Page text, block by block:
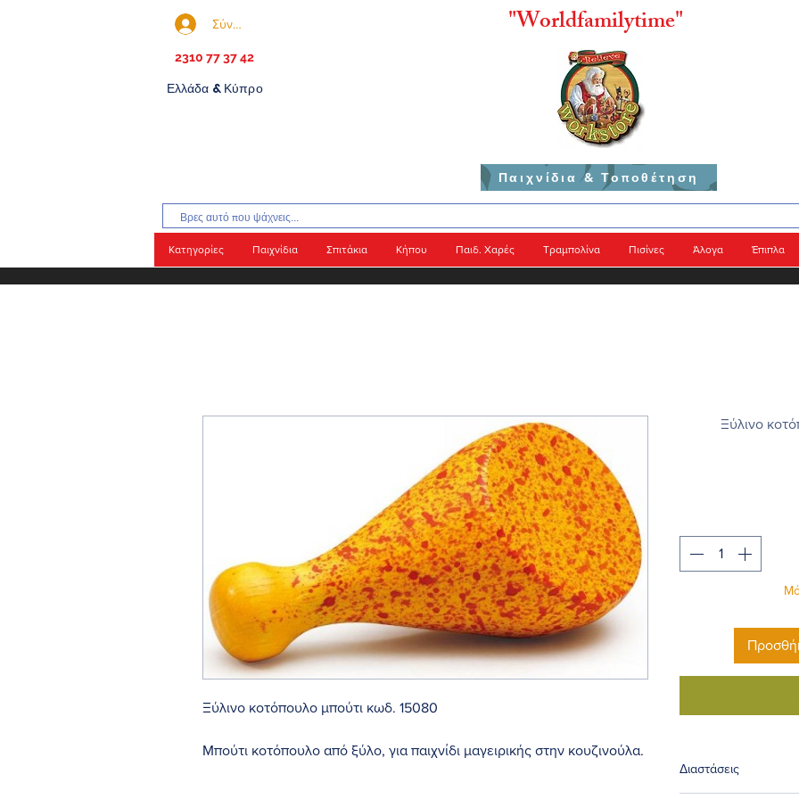
Σύνδεση
2310 77 37 42
Ελλάδα & Κύπρο
"Worldfamilytime"
Παιχνίδια & Τοποθέτηση
Κατηγορίες Παιχνίδια Σπιτάκια Κήπου Παιδ. Χαρές Τραμπολίνα Πισίνες Άλογα Έπιπλα
Ξύλινο κοτόπουλο μπούτι κωδ. 15080
Μπούτι κοτόπουλο από ξύλο, για παιχνίδι μαγειρικής στην κουζινούλα.
Ξύλινο
Διαστάσεις